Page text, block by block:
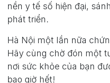
nền y tế số hiện đại,
phát triển.
Hà Nội một lần nữa
Hãy cùng chờ đón một
nơi sức khỏe của bạn
bao giờ hết!